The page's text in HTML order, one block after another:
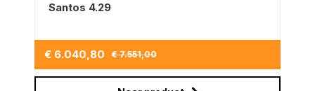
Santos 4.29
€ 6.040,80 € 7.551,00